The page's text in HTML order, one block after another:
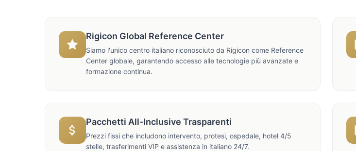
Rigicon Global Reference Center
Siamo l'unico centro italiano riconosciuto da Rigicon come Reference
Center globale, garantendo accesso alle tecnologie più avanzate e
formazione continua.
Pacchetti All-Inclusive Trasparenti
Prezzi fissi che includono intervento, protesi, ospedale, hotel 4/5
stelle, trasferimenti VIP e assistenza in italiano 24/7.